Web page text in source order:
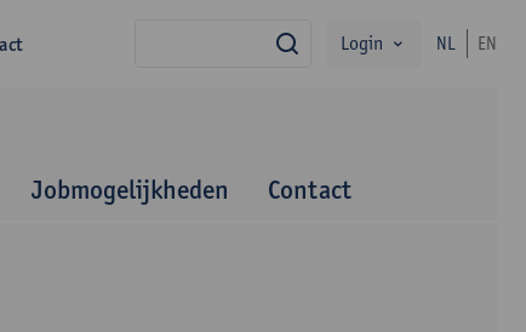
zoekLogin NL EN
Jobmogelijkheden Contact